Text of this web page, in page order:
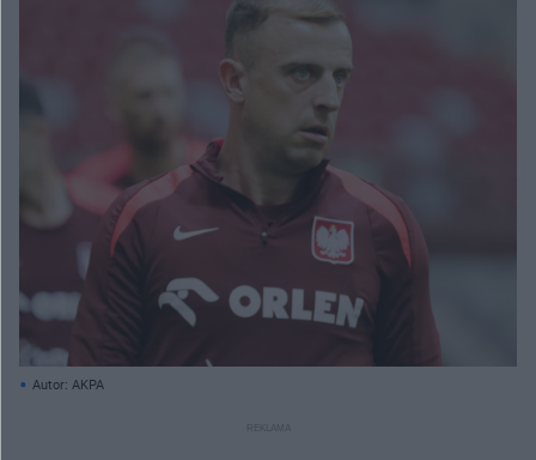
Autor: AKPA